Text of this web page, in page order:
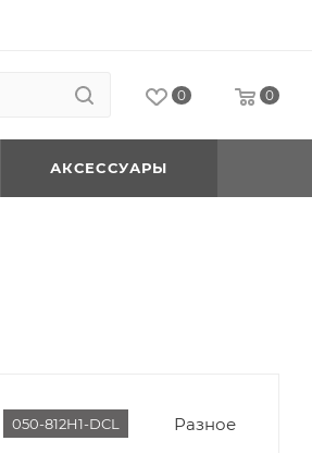
0 0
АКСЕССУАРЫ
050-812H1-DCL Разное